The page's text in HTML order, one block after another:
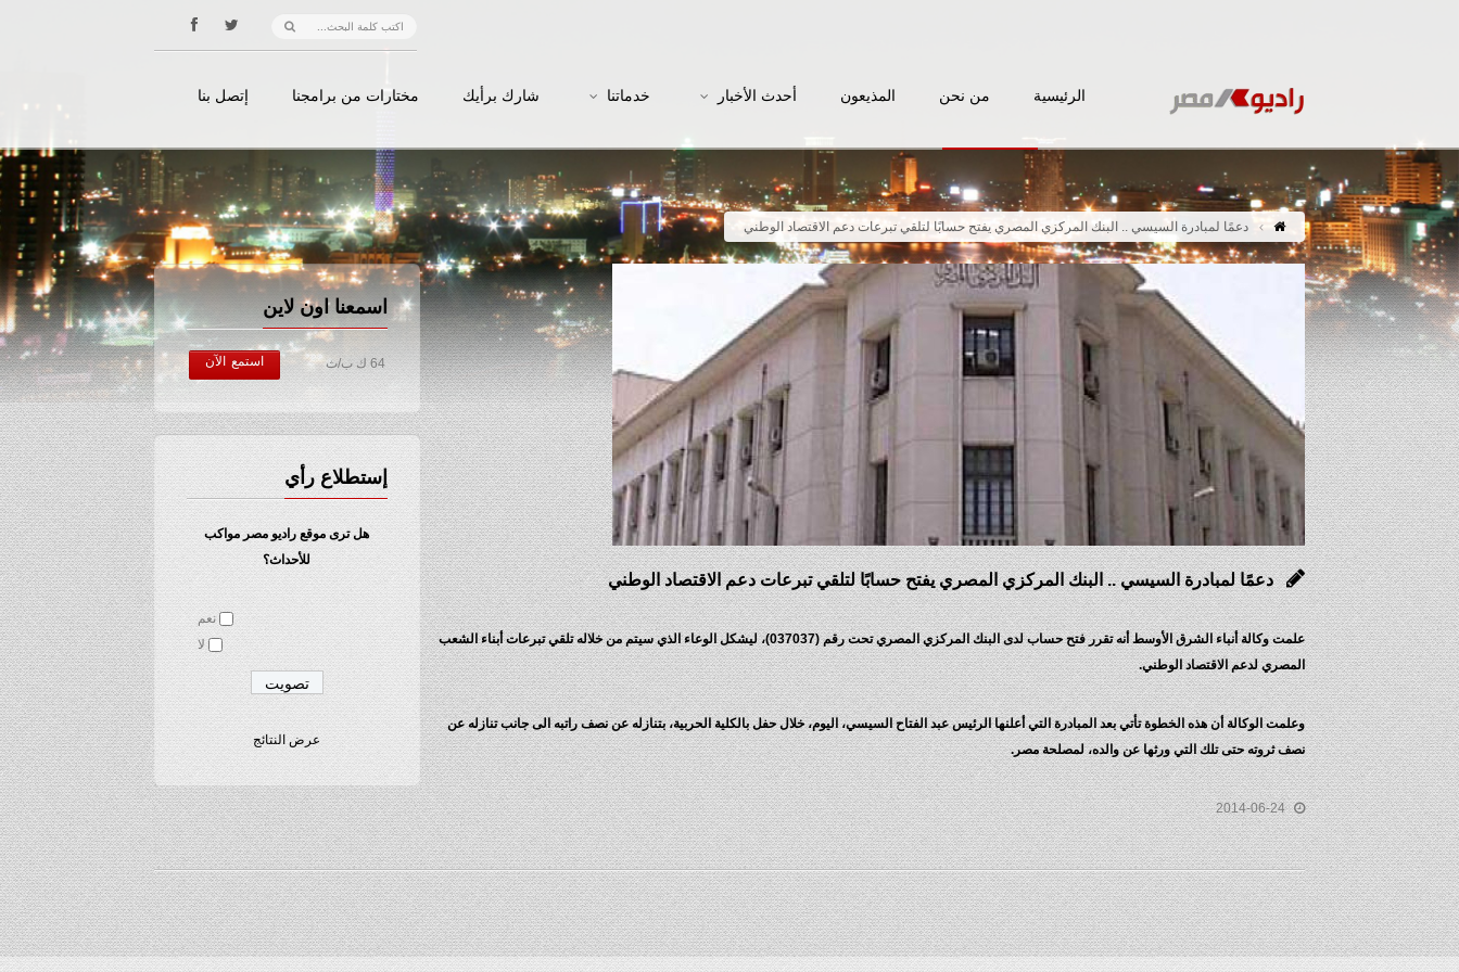
الرئيسية من نحن المذيعون أحدث الأخبار خدماتنا شارك برأيك مختارات من برامجنا إتصل بنا
دعمًا لمبادرة السيسي .. البنك المركزي المصري يفتح حسابًا لتلقي تبرعات دعم الاقتصاد الوطني
اسمعنا اون لاين
64 ك ب/ث استمع الآن
إستطلاع رأي
هل ترى موقع راديو مصر مواكب
للأحداث؟
نعم
لا
عرض النتائج
دعمًا لمبادرة السيسي .. البنك المركزي المصري يفتح حسابًا لتلقي تبرعات دعم الاقتصاد الوطني
علمت وكالة أنباء الشرق الأوسط أنه تقرر فتح حساب لدى البنك المركزي المصري تحت رقم (037037)، ليشكل الوعاء الذي سيتم من خلاله تلقي تبرعات أبناء الشعب
المصري لدعم الاقتصاد الوطني.
وعلمت الوكالة أن هذه الخطوة تأتي بعد المبادرة التي أعلنها الرئيس عبد الفتاح السيسي، اليوم، خلال حفل بالكلية الحربية، بتنازله عن نصف راتبه الى جانب تنازله عن
نصف ثروته حتى تلك التي ورثها عن والده، لمصلحة مصر.
2014-06-24